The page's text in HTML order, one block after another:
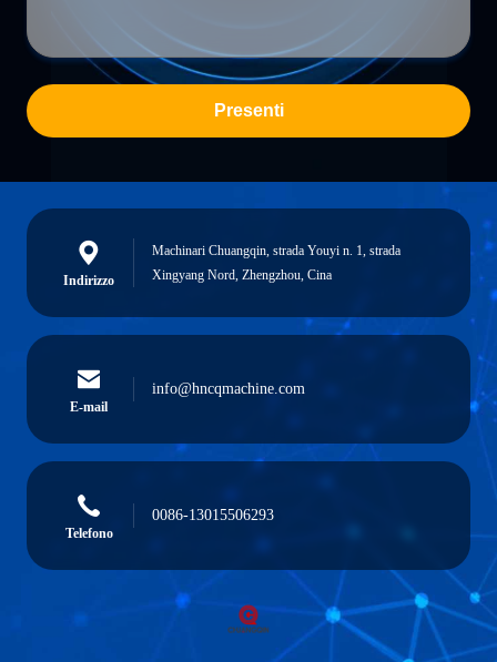
Presenti
Indirizzo
Machinari Chuangqin, strada Youyi n. 1, strada
Xingyang Nord, Zhengzhou, Cina
E-mail
info@hncqmachine.com
Telefono
0086-13015506293